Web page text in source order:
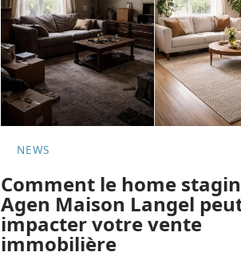
NEWS
Comment le home
Agen Maison Langel
impacter votre vente
immobilière